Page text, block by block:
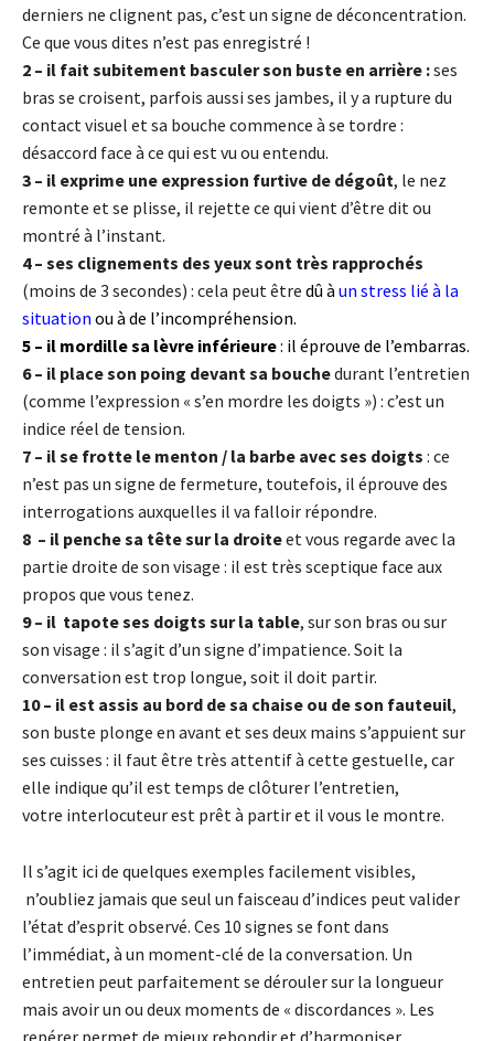
derniers ne clignent pas, c’est un signe de déconcentration.
Ce que vous dites n’est pas enregistré !
2 – il fait subitement basculer son buste en arrière :ses
bras se croisent, parfois aussi ses jambes, il y a rupture du
contact visuel et sa bouche commence à se tordre :
désaccord face à ce qui est vu ou entendu.
3 – il exprime une expression furtive de dégoût, le nez
remonte et se plisse, il rejette ce qui vient d’être dit ou
montré à l’instant.
4 – ses clignements des yeux sont très rapprochés
(moins de 3 secondes) : cela peut être dû à un stress lié à la
situation ou à de l’incompréhension.
5 – il mordille sa lèvre inférieure: il éprouve de l’embarras.
6 – il place son poing devant sa bouchedurant l’entretien
(comme l’expression « s’en mordre les doigts ») : c’est un
indice réel de tension.
7 – il se frotte le menton / la barbe avec ses doigts : ce
n’est pas un signe de fermeture, toutefois, il éprouve des
interrogations auxquelles il va falloir répondre.
8 – il penche sa tête sur la droiteet vous regarde avec la
partie droite de son visage : il est très sceptique face aux
propos que vous tenez.
9 – il tapote ses doigts sur la table, sur son bras ou sur
son visage : il s’agit d’un signe d’impatience. Soit la
conversation est trop longue, soit il doit partir.
10 – il est assis au bord de sa chaise ou de son fauteuil,
son buste plonge en avant et ses deux mains s’appuient sur
ses cuisses : il faut être très attentif à cette gestuelle, car
elle indique qu’il est temps de clôturer l’entretien,
votre interlocuteur est prêt à partir et il vous le montre.
Il s’agit ici de quelques exemples facilement visibles,
n’oubliez jamais que seul un faisceau d’indices peut valider
l’état d’esprit observé. Ces 10 signes se font dans
l’immédiat, à un moment-clé de la conversation. Un
entretien peut parfaitement se dérouler sur la longueur
mais avoir un ou deux moments de « discordances ». Les